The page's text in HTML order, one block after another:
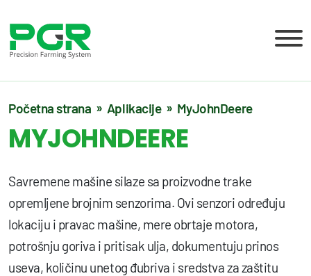
Početna strana Aplikacije MyJohnDeere
MYJOHNDEERE
Savremene mašine silaze sa proizvodne trake
opremljene brojnim senzorima. Ovi senzori određuju
lokaciju i pravac mašine, mere obrtaje motora,
potrošnju goriva i pritisak ulja, dokumentuju prinos
useva, količinu unetog đubriva i sredstva za zaštitu